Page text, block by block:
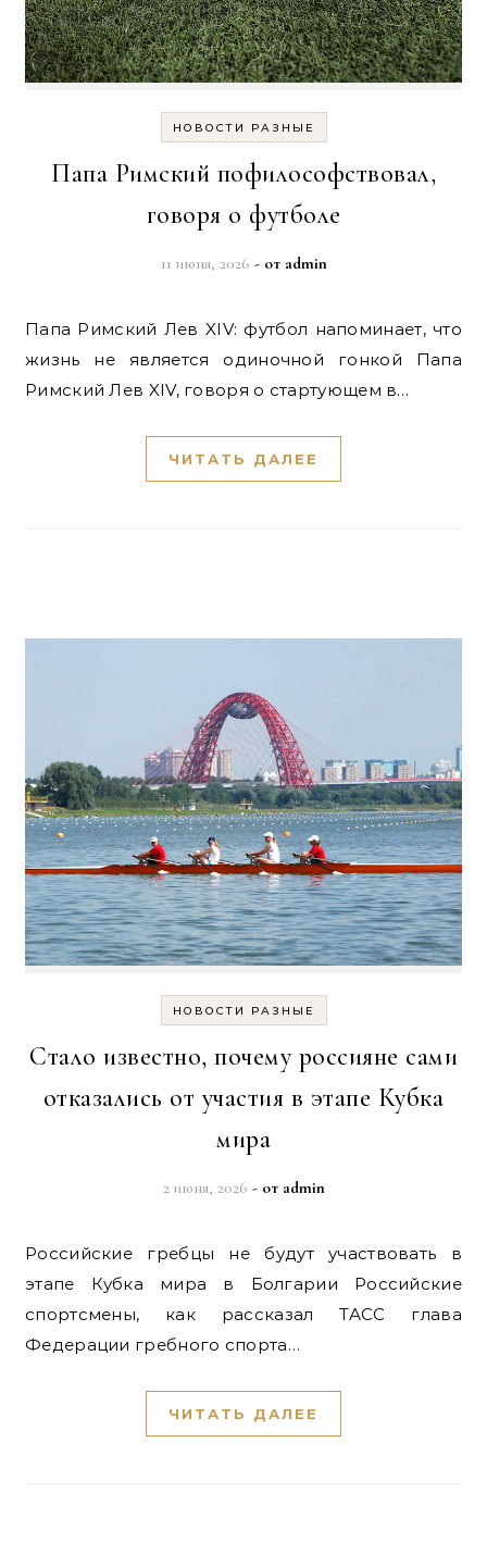
НОВОСТИ РАЗНЫЕ
Папа Римский пофилософствовал,
говоря о футболе
11 июня, 2026 - от admin
Папа Римский Лев XIV: футбол напоминает, что
жизнь не является одиночной гонкой Папа
Римский Лев XIV, говоря о стартующем в…
ЧИТАТЬ ДАЛЕЕ
НОВОСТИ РАЗНЫЕ
Стало известно, почему россияне сами
отказались от участия в этапе Кубка
мира
2 июня, 2026 - от admin
Российские гребцы не будут участвовать в
этапе Кубка мира в Болгарии Российские
спортсмены, как рассказал ТАСС глава
Федерации гребного спорта…
ЧИТАТЬ ДАЛЕЕ